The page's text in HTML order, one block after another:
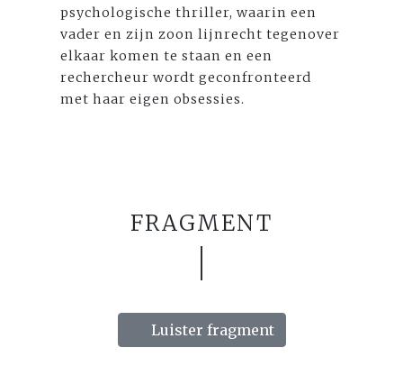
psychologische thriller, waarin een
vader en zijn zoon lijnrecht tegenover
elkaar komen te staan en een
rechercheur wordt geconfronteerd
met haar eigen obsessies.
FRAGMENT
Luister fragment